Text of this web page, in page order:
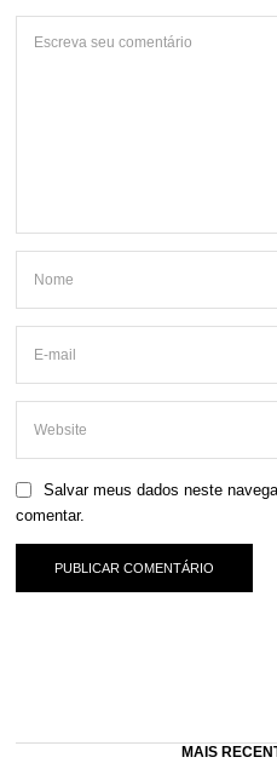
Salvar meus dados neste
comentar.
MAIS